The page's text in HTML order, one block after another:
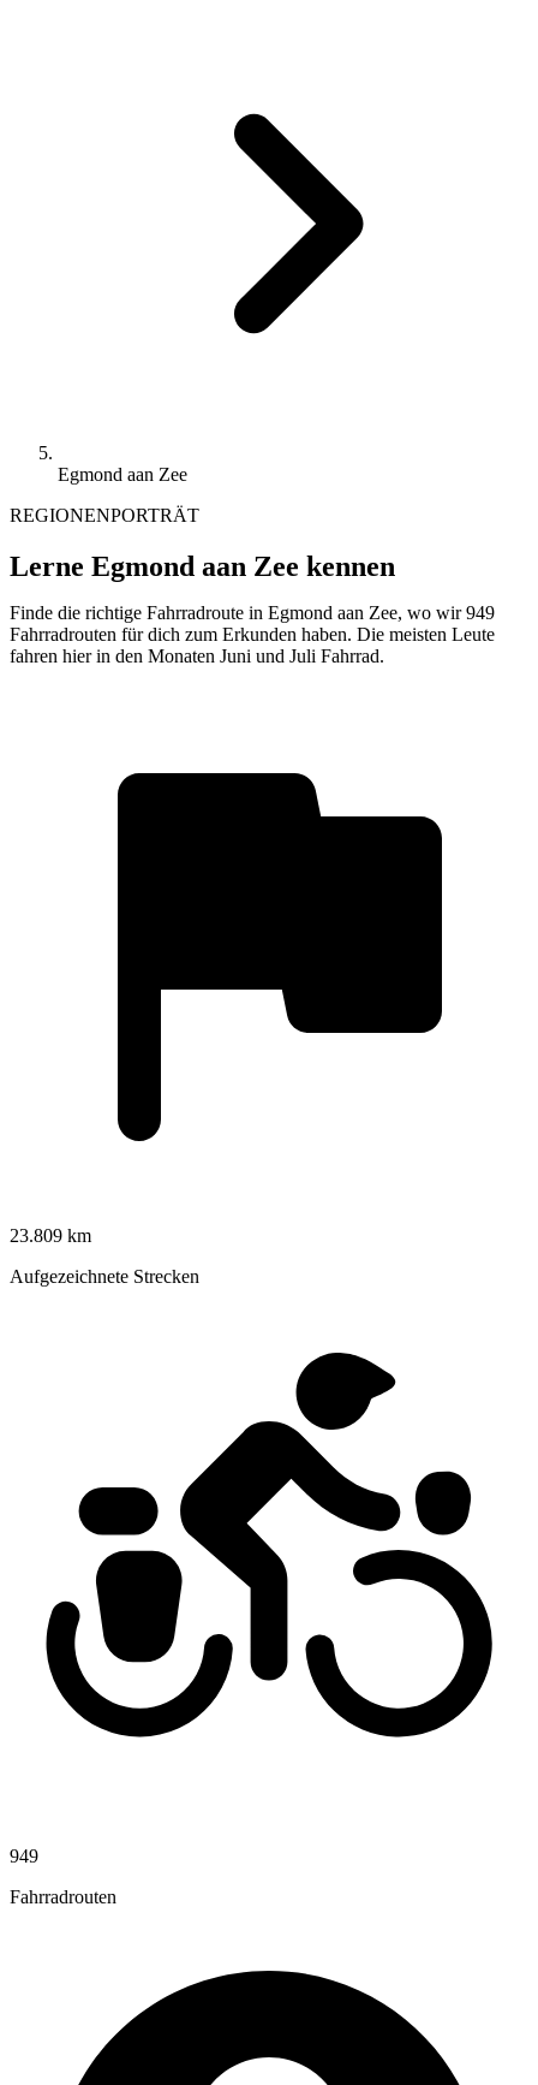
Egmond aan Zee
REGIONENPORTRÄT
Lerne Egmond aan Zee kennen
Finde die richtige Fahrradroute in Egmond aan Zee, wo wir 949
Fahrradrouten für dich zum Erkunden haben. Die meisten Leute
fahren hier in den Monaten Juni und Juli Fahrrad.
23.809 km
Aufgezeichnete Strecken
949
Fahrradrouten